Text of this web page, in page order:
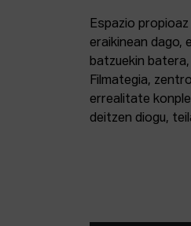
Espazio
eraikinean dago,
batzuekin
Filmategia,
errealitate
deitzen diogu,